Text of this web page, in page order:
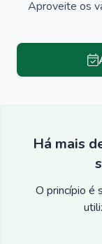
Aproveite os
Há mais
O princípio é